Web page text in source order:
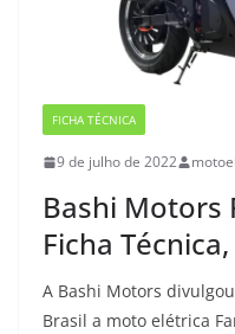
FICHA TÉCNICA
9 de julho de 2022
Bashi Motors
Ficha
A Bashi Motors
Brasil a moto elétrica